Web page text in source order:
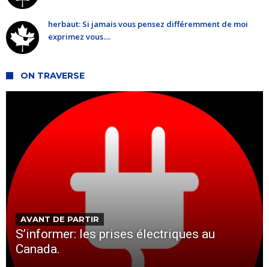
herbaut: Si jamais vous pensez différemment de moi
exprimez vous....
ON TRAVERSE
AVANT DE PARTIR
S’informer: les prises électriques au
Canada.